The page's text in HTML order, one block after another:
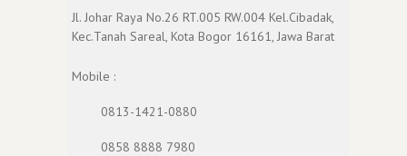
Jl. Johar Raya No.26 RT.005 RW.004 Kel.Cibadak,
Kec.Tanah Sareal, Kota Bogor 16161, Jawa Barat
Mobile :
0813-1421-0880
0858 8888 7980